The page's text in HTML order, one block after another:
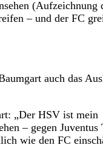
(Aufzeichnung
– und der FC
auch das
„Der HSV ist mein
– gegen Juventus
wie den FC